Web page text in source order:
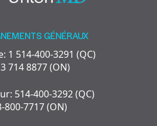
GÉNÉRAUX
1 514-400-3291 (QC)
714 8877 (ON)
514-400-3292 (QC)
800-7717 (ON)